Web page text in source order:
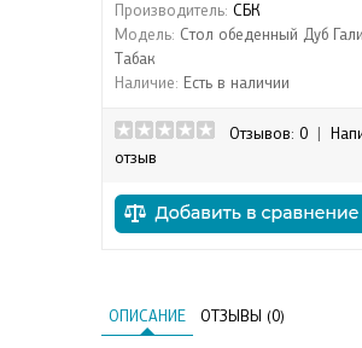
Производитель: СБК
Модель: Стол обеденный Дуб
Табак
Наличие: Есть в наличии
Отзывов: 0
отзыв
ОПИСАНИЕ ОТЗЫВЫ (0)